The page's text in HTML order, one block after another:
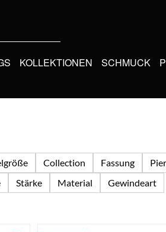
KOLLEKTIONEN SCHMUCK
Collection Fassung
Stärke Material Gewindeart